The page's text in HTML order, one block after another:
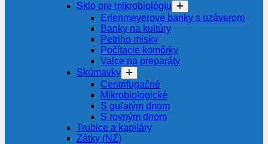
Sklo pre mikrobiológiu
Erlenmeyerove banky s uzáverom
Banky na kultúry
Petriho misky
Počítacie komôrky
Valce na preparáty
Skúmavky
Centrifugačné
Mikrobiologické
S guľatým dnom
S rovným dnom
Trubice a kapiláry
Zátky (NZ)